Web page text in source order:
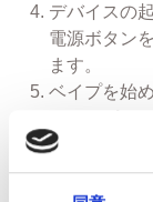
デバイスの
電源ボタン
ます。
ベイプを始
イプをお楽
対応ポッド
本デバイス